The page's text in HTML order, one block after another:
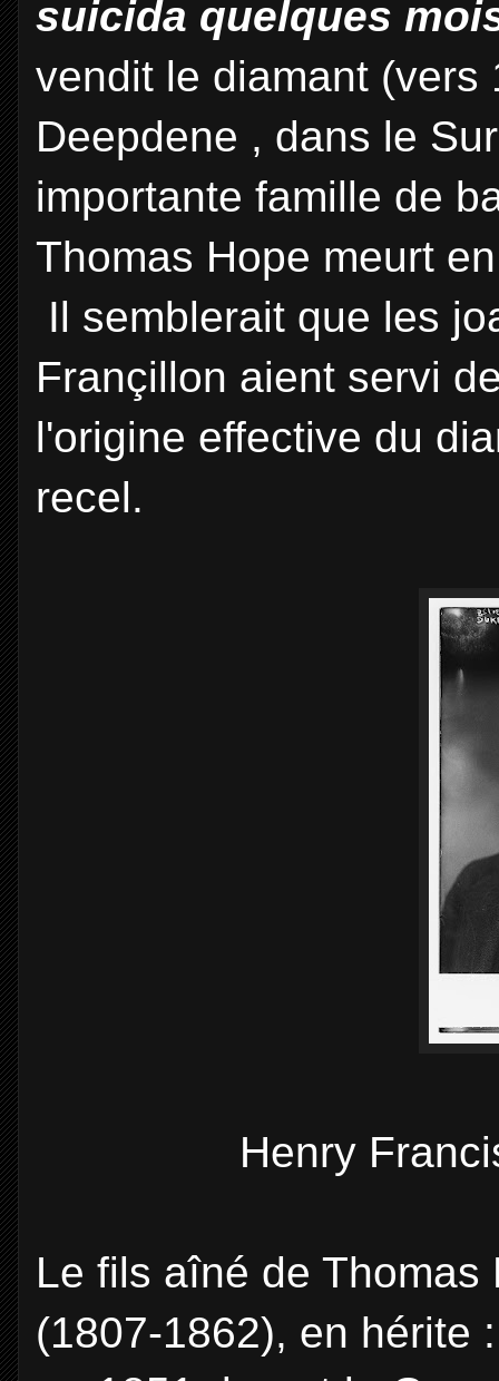
suicida quelques
vendit le diamant (vers
Deepdene , dans le
importante famille de
Thomas Hope meurt
Il semblerait que les
Françillon aient servi
l'origine effective du
recel.
Henry
Le fils aîné de
(1807-1862), en hérite